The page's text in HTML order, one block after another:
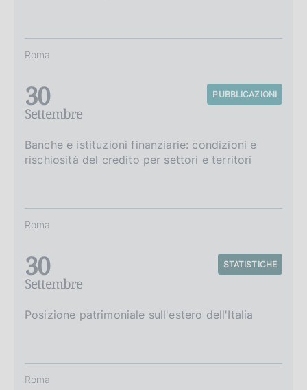
Roma
30
Settembre
PUBBLICAZIONI
Banche e istituzioni finanziarie: condizioni e
rischiosità del credito per settori e territori
Roma
30
Settembre
STATISTICHE
Posizione patrimoniale sull'estero dell'Italia
Roma